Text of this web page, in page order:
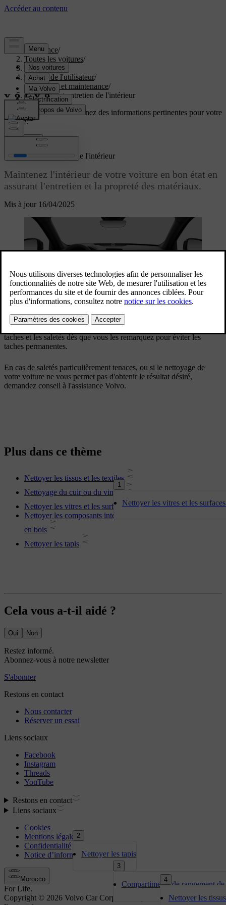
Assistance/
Toutes les voitures/
EC40 2027/
Manuel de l'utilisateur/
Entretien et maintenance/
Nettoyage et entretien de l'intérieur
Soutien personnaliséObtenez des informations pertinentes pour votre
voiture.
Connexion
Mis à jour 16/04/2025
Nettoyage et entretien de l'intérieur
Maintenez l'intérieur de votre voiture en bon état en
assurant l'entretien et la propreté des matériaux.
1
Nettoyer les vitres et les
2
Nettoyer les tapis
3
Compartiments de rangement
4
Nettoyer les
Utilisez les compartiments de rangement de l'habitacle et les porte-
taches et les saletés dès que vous les remarquez pour éviter les
taches permanentes.
En cas de saletés particulièrement tenaces, ou si le nettoyage de
votre voiture ne vous permet pas d'obtenir le résultat désiré,
demandez conseil à l'assistance Volvo.
Plus dans ce thème
Nettoyer les tissus et les textiles
Nettoyage du cuir ou du vinyle
Nettoyer les vitres et les surfaces brillantes
Nettoyer les composants intérieurs en plastique, en métal ou
en bois
Nettoyer les tapis
Cela vous a-t-il aidé ?
Oui Non